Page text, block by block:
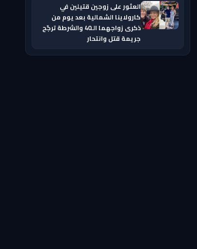
العثور على زوجين قتيلين في
كارولاينا الشمالية بعد يوم من
ذكرى زواجهما الـ40 والشرطة ترجّح
جريمة قتل وانتحار